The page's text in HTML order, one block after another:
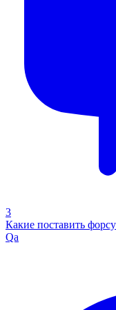
3
Какие поставить
Qa